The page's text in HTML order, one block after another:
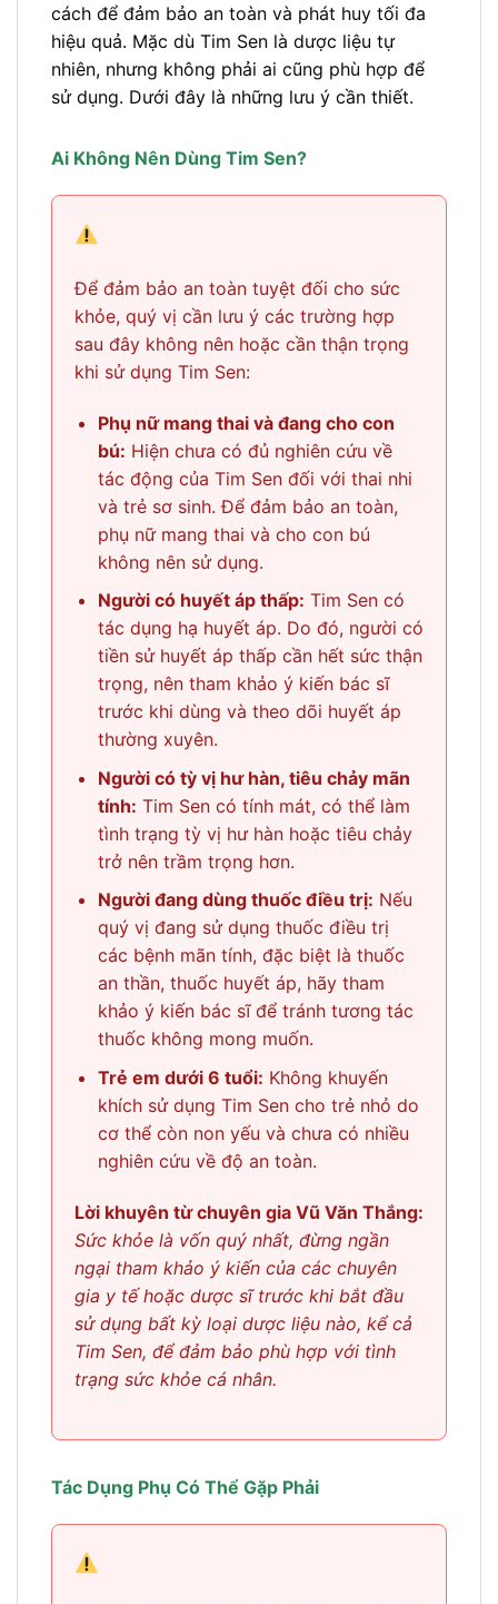
cách để đảm bảo an toàn và phát huy tối đa
hiệu quả. Mặc dù Tim Sen là dược liệu tự
nhiên, nhưng không phải ai cũng phù hợp để
sử dụng. Dưới đây là những lưu ý cần thiết.
Ai Không Nên Dùng Tim Sen?
Để đảm bảo an toàn tuyệt đối cho sức
khỏe, quý vị cần lưu ý các trường hợp
sau đây không nên hoặc cần thận trọng
khi sử dụng Tim Sen:
Phụ nữ mang thai và đang cho con
bú: Hiện chưa có đủ nghiên cứu về
tác động của Tim Sen đối với thai nhi
và trẻ sơ sinh. Để đảm bảo an toàn,
phụ nữ mang thai và cho con bú
không nên sử dụng.
Người có huyết áp thấp: Tim Sen có
tác dụng hạ huyết áp. Do đó, người có
tiền sử huyết áp thấp cần hết sức thận
trọng, nên tham khảo ý kiến bác sĩ
trước khi dùng và theo dõi huyết áp
thường xuyên.
Người có tỳ vị hư hàn, tiêu chảy mãn
tính: Tim Sen có tính mát, có thể làm
tình trạng tỳ vị hư hàn hoặc tiêu chảy
trở nên trầm trọng hơn.
Người đang dùng thuốc điều trị: Nếu
quý vị đang sử dụng thuốc điều trị
các bệnh mãn tính, đặc biệt là thuốc
an thần, thuốc huyết áp, hãy tham
khảo ý kiến bác sĩ để tránh tương tác
thuốc không mong muốn.
Trẻ em dưới 6 tuổi: Không khuyến
khích sử dụng Tim Sen cho trẻ nhỏ do
cơ thể còn non yếu và chưa có nhiều
nghiên cứu về độ an toàn.
Lời khuyên từ chuyên gia Vũ Văn Thắng:
Sức khỏe là vốn quý nhất, đừng ngần
ngại tham khảo ý kiến của các chuyên
gia y tế hoặc dược sĩ trước khi bắt đầu
sử dụng bất kỳ loại dược liệu nào, kể cả
Tim Sen, để đảm bảo phù hợp với tình
trạng sức khỏe cá nhân.
Tác Dụng Phụ Có Thể Gặp Phải